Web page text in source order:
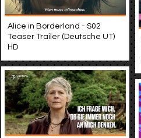
Alice in Borderland - S02
Teaser Trailer (Deutsche UT)
HD